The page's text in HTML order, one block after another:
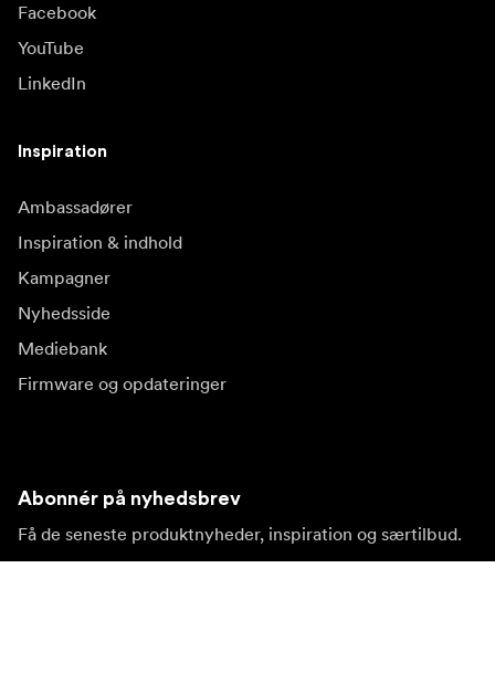
Facebook
YouTube
LinkedIn
Inspiration
Ambassadører
Inspiration & indhold
Kampagner
Nyhedsside
Mediebank
Firmware og opdateringer
Abonnér på nyhedsbrev
Få de seneste produktnyheder, inspiration og særtilbud.